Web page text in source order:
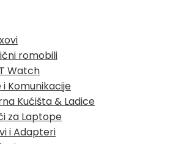
romobili
Watch
i Komunikacije
Kućišta & Ladice
za Laptope
i Adapteri